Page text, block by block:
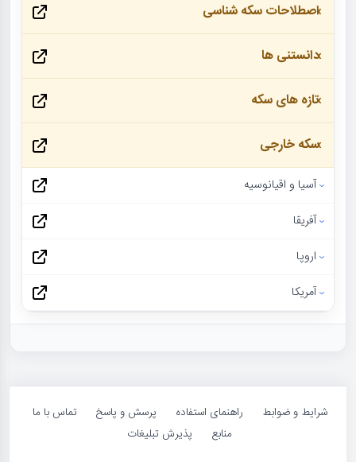
اصطلاحات سکه شناسی
دانستنی ها
تازه های سکه
سکه خارجی
آسیا و اقیانوسیه
آفریقا
اروپا
آمریکا
شرایط و ضوابط راهنمای استفاده پرسش و پاسخ
تماس با ما
منابع
پذیرش تبلیغات